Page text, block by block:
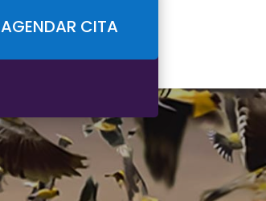
AGENDAR CITA